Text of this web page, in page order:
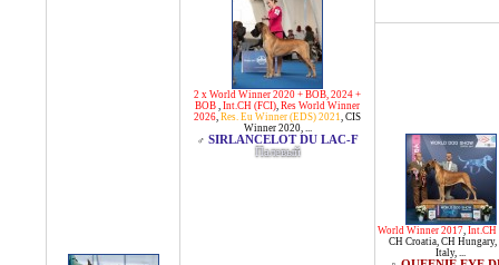
2 x World Winner 2020 + BOB, 2024 +
BOB , Int.CH (FCI), Res World Winner
2026, Res. Eu Winner (EDS) 2021, CIS
Winner 2020, ...
♂ SIRLANCELOT DU LAC-F
Палевый
World Winner 2017, Int.CH
CH Croatia, CH Hungary,
Italy, ...